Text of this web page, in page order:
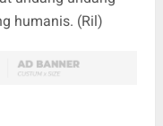
humanis. (Ril)